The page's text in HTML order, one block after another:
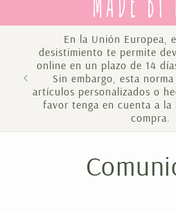
En la Unión Europea,
desistimiento te permite
online en un plazo de 14
Sin embargo, esta
artículos personalizados o
favor tenga en cuenta a la
compra.
C